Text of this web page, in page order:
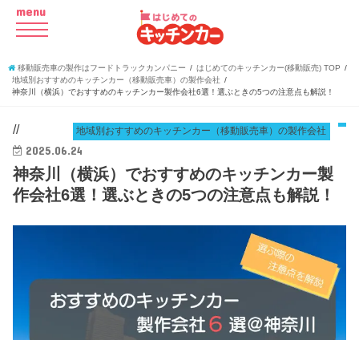
menu
移動販売車の製作はフードトラックカンパニー
はじめてのキッチンカー(移動販売) TOP
地域別おすすめのキッチンカー（移動販売車）の製作会社
神奈川（横浜）でおすすめのキッチンカー製作会社6選！選ぶときの5つの注意点も解説！
// 地域別おすすめのキッチンカー（移動販売車）の製作会社
2025.06.24
神奈川（横浜）でおすすめのキッチンカー製
作会社6選！選ぶときの5つの注意点も解説！